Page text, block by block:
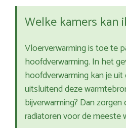
Welke kamers kan
Vloerverwarming is toe te
hoofdverwarming. In het
hoofdverwarming kan je
uitsluitend deze
bijverwarming? Dan zorgen
radiatoren voor de meeste